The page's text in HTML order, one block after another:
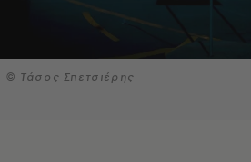
© Τάσος Σπετσιέρης